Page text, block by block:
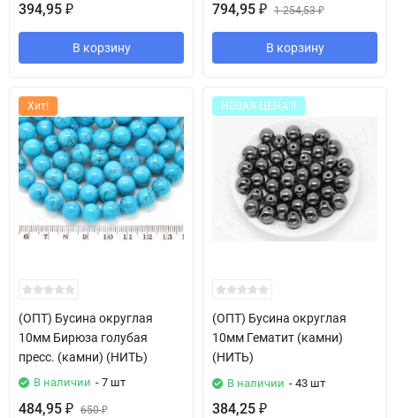
394,95 ₽
В корзину
794,95 ₽ 1 254,53₽
В корзину
Хит!
(ОПТ) Бусина округлая
10мм Бирюза голубая
пресс. (камни) (НИТЬ)
В наличии - 7 шт
484,95 ₽ 650₽
НОВАЯ ЦЕНА!!!
(ОПТ) Бусина округлая
10мм Гематит (камни)
(НИТЬ)
В наличии - 43 шт
384,25 ₽